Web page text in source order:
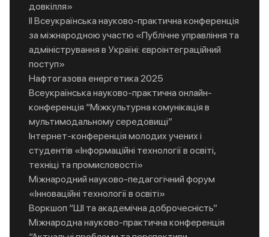
довкілля»
ІІ Всеукраїнська науково-практична конференція
за міжнародною участю «Публічне управління та
адміністрування в Україні: євроінтеграційний
поступ»
Нафтогазова енергетика 2025
Всеукраїнська науково-практична онлайн-
конференція “Міжкультурна комунікація в
мультимодальному середовищі”
Інтернет-конференція молодих учених і
студентів «Інформаційні технології в освіті,
техніці та промисловості»
Міжнародний науково-педагогічний форум
«Інноваційні технології в освіті»
Воркшоп “ШІ та академічна доброчесність”
Міжнародна науково-практична конференція